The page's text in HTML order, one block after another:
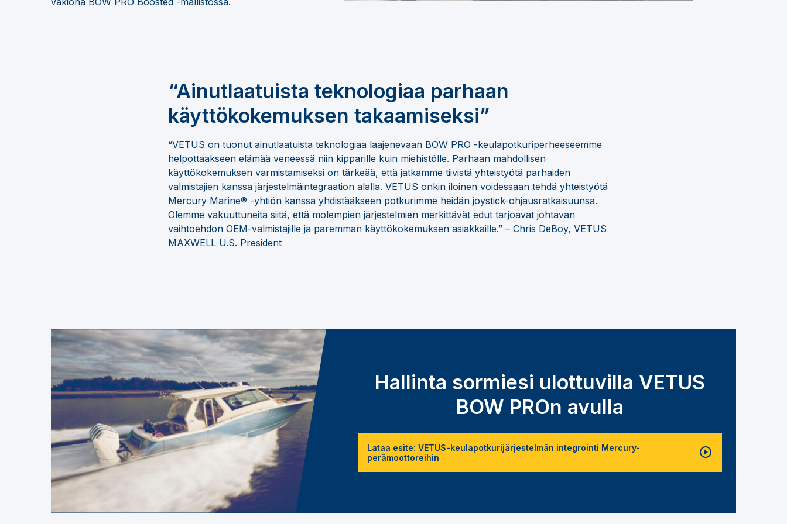
“Ainutlaatuista teknologiaa parhaan
käyttökokemuksen takaamiseksi”
“VETUS on tuonut ainutlaatuista teknologiaa laajenevaan BOW PRO -keulapotkuriperheeseemme
helpottaakseen elämää veneessä niin kipparille kuin miehistölle. Parhaan mahdollisen
käyttökokemuksen varmistamiseksi on tärkeää, että jatkamme tiivistä yhteistyötä parhaiden
valmistajien kanssa järjestelmäintegraation alalla. VETUS onkin iloinen voidessaan tehdä yhteistyötä
Mercury Marine® -yhtiön kanssa yhdistääkseen potkurimme heidän joystick-ohjausratkaisuunsa.
Olemme vakuuttuneita siitä, että molempien järjestelmien merkittävät edut tarjoavat johtavan
vaihtoehdon OEM-valmistajille ja paremman käyttökokemuksen asiakkaille.” – Chris DeBoy, VETUS
MAXWELL U.S. President
Hallinta sormiesi ulottuvilla VETUS
BOW PROn avulla
Lataa esite: VETUS-keulapotkurijärjestelmän integrointi Mercury-
perämoottoreihin